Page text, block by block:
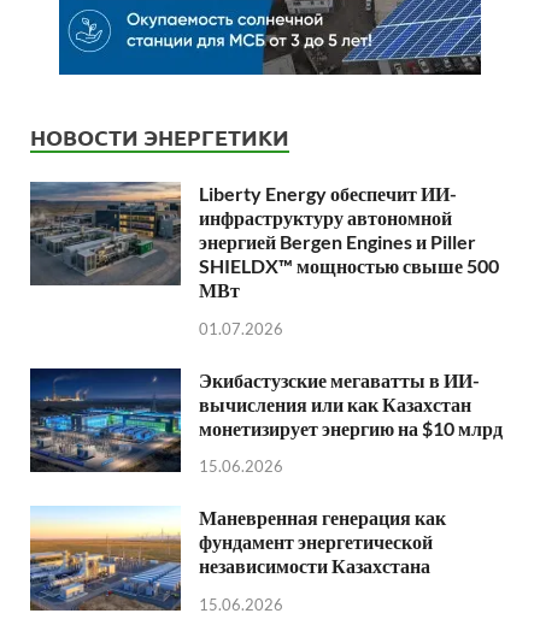
НОВОСТИ ЭНЕРГЕТИКИ
Liberty Energy обеспечит ИИ-
инфраструктуру автономной
энергией Bergen Engines и Piller
SHIELDX™ мощностью свыше 500
МВт
01.07.2026
Экибастузские мегаватты в ИИ-
вычисления или как Казахстан
монетизирует энергию на $10 млрд
15.06.2026
Маневренная генерация как
фундамент энергетической
независимости Казахстана
15.06.2026